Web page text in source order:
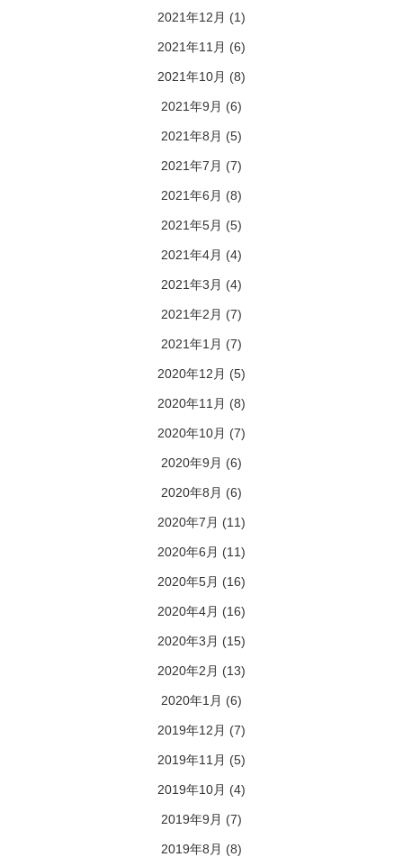
2021年12月 (1)
2021年11月 (6)
2021年10月 (8)
2021年9月 (6)
2021年8月 (5)
2021年7月 (7)
2021年6月 (8)
2021年5月 (5)
2021年4月 (4)
2021年3月 (4)
2021年2月 (7)
2021年1月 (7)
2020年12月 (5)
2020年11月 (8)
2020年10月 (7)
2020年9月 (6)
2020年8月 (6)
2020年7月 (11)
2020年6月 (11)
2020年5月 (16)
2020年4月 (16)
2020年3月 (15)
2020年2月 (13)
2020年1月 (6)
2019年12月 (7)
2019年11月 (5)
2019年10月 (4)
2019年9月 (7)
2019年8月 (8)